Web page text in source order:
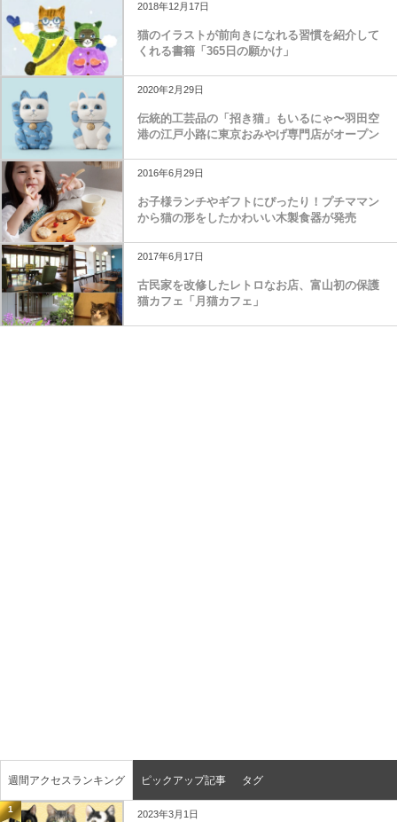
2018年12月17日
猫のイラストが前向きになれる習慣を紹介して
くれる書籍「365日の願かけ」
2020年2月29日
伝統的工芸品の「招き猫」もいるにゃ〜羽田空
港の江戸小路に東京おみやげ専門店がオープン
2016年6月29日
お子様ランチやギフトにぴったり！プチママン
から猫の形をしたかわいい木製食器が発売
2017年6月17日
古民家を改修したレトロなお店、富山初の保護
猫カフェ「月猫カフェ」
週間アクセスランキング ピックアップ記事 タグ
1 2023年3月1日